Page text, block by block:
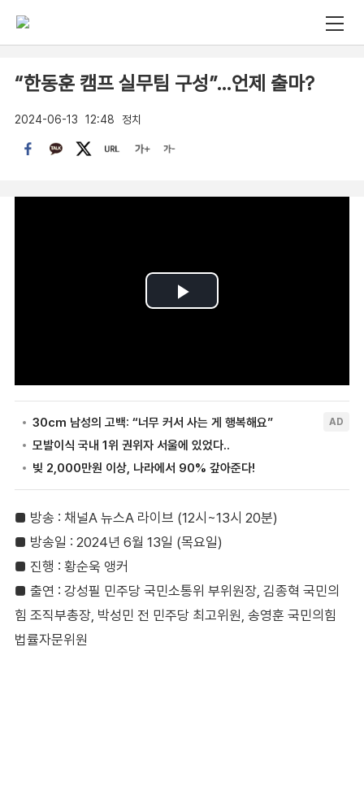
“한동훈 캠프 실무팀 구성”…언제 출마?
2024-06-13 12:48 정치
■ 방송 : 채널A 뉴스A 라이브 (12시~13시 20분)
■ 방송일 : 2024년 6월 13일 (목요일)
■ 진행 : 황순욱 앵커
■ 출연 : 강성필 민주당 국민소통위 부위원장, 김종혁 국민의
힘 조직부총장, 박성민 전 민주당 최고위원, 송영훈 국민의힘
법률자문위원